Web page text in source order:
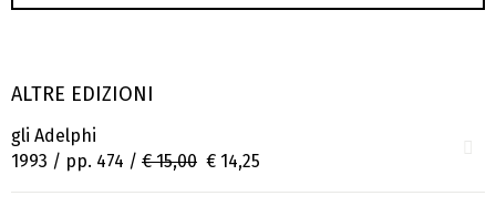
ALTRE EDIZIONI
gli Adelphi
1993 / pp. 474 / € 15,00 € 14,25